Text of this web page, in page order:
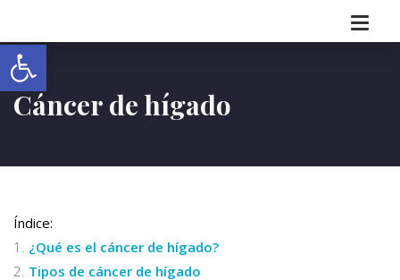
Abrir barra de herramientas
Cáncer de hígado
Índice:
¿Qué es el cáncer de hígado?
Tipos de cáncer de hígado